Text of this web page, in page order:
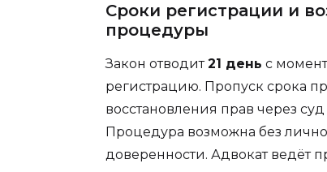
Сроки регистрации и
процедуры
Закон отводит21 день с
регистрацию. Пропуск срока
восстановления прав через
Процедура возможна без
доверенности. Адвокат ведёт